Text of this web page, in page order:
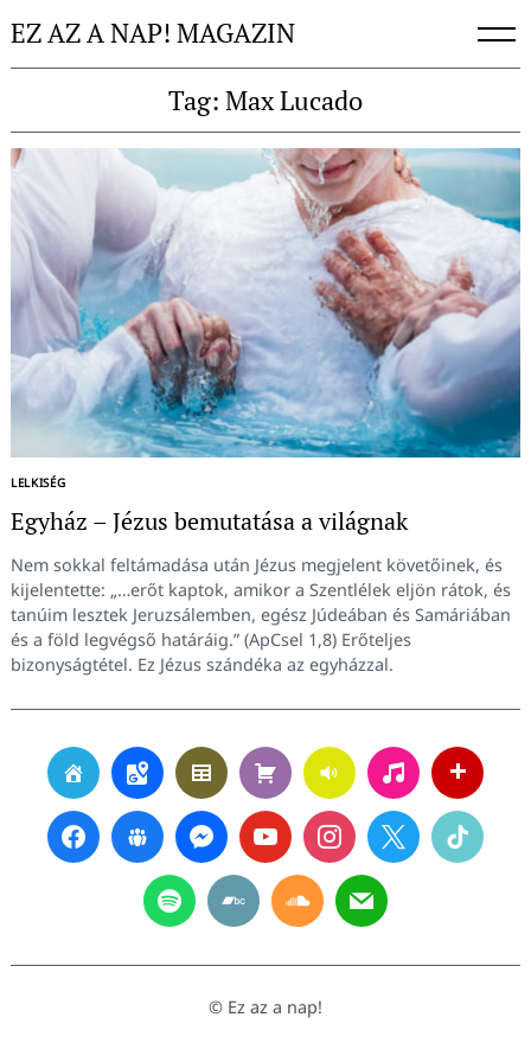
toEZ AZ A NAP! MAGAZIN
Tag: Max Lucado
LELKISÉG
Egyház – Jézus bemutatása a világnak
Nem sokkal feltámadása után Jézus megjelent követőinek, és
kijelentette: „…erőt kaptok, amikor a Szentlélek eljön rátok, és
tanúim lesztek Jeruzsálemben, egész Júdeában és Samáriában
és a föld legvégső határáig.” (ApCsel 1,8) Erőteljes
bizonyságtétel. Ez Jézus szándéka az egyházzal.
© Ez az a nap!
Keresés: